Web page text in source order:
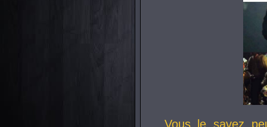
Vous le savez